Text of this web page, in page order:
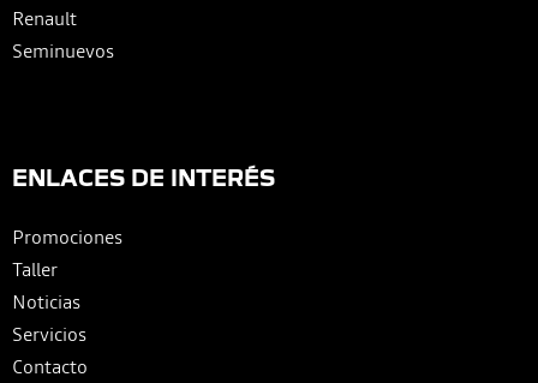
Renault
Seminuevos
ENLACES DE INTERÉS
Promociones
Taller
Noticias
Servicios
Contacto